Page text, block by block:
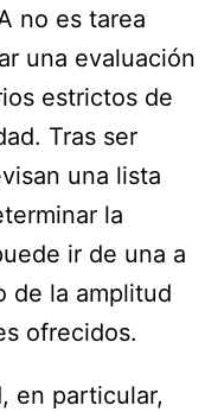
no es tarea
una evaluación
estrictos de
Tras ser
una lista
la
ir de una a
de la amplitud
ofrecidos.
en particular,